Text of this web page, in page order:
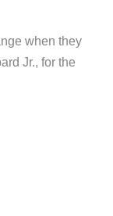
when they
Jr., for the